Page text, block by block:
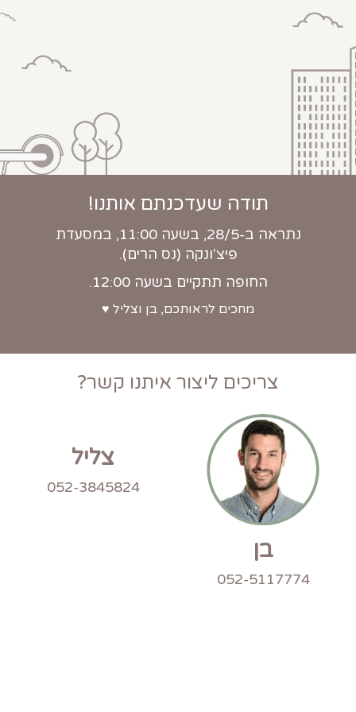
תודה שעדכנתם אותנו!
נתראה ב-28/5, בשעה 11:00, במסעדת
פיצ'ונקה (נס הרים).
החופה תתקיים בשעה 12:00.
מחכים לראותכם, בן וצליל ♥
צריכים ליצור איתנו קשר?
בן
052-5117774
צליל
052-3845824